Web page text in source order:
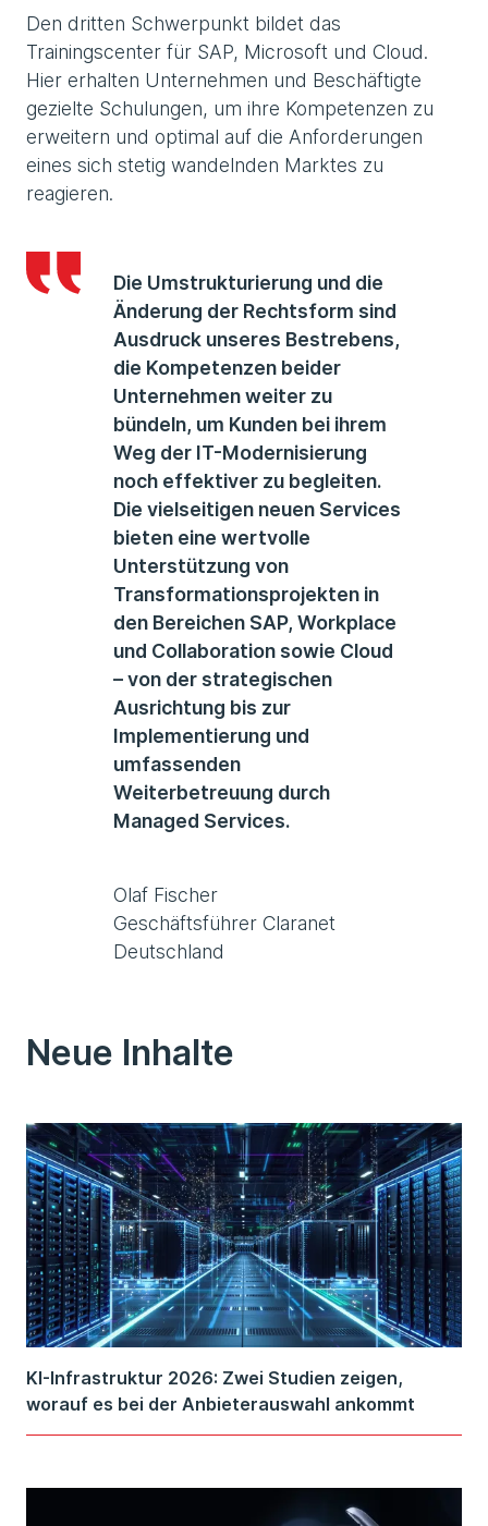
Den dritten Schwerpunkt bildet das
Trainingscenter für SAP, Microsoft und Cloud.
Hier erhalten Unternehmen und Beschäftigte
gezielte Schulungen, um ihre Kompetenzen zu
erweitern und optimal auf die Anforderungen
eines sich stetig wandelnden Marktes zu
reagieren.
Die Umstrukturierung und die
Änderung der Rechtsform sind
Ausdruck unseres Bestrebens,
die Kompetenzen beider
Unternehmen weiter zu
bündeln, um Kunden bei ihrem
Weg der IT-Modernisierung
noch effektiver zu begleiten.
Die vielseitigen neuen Services
bieten eine wertvolle
Unterstützung von
Transformationsprojekten in
den Bereichen SAP, Workplace
und Collaboration sowie Cloud
– von der strategischen
Ausrichtung bis zur
Implementierung und
umfassenden
Weiterbetreuung durch
Managed Services.
Olaf Fischer
Geschäftsführer Claranet
Deutschland
Neue Inhalte
KI-Infrastruktur 2026: Zwei Studien zeigen,
worauf es bei der Anbieterauswahl ankommt